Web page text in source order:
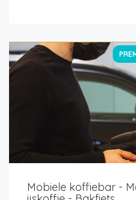
Mobiele koffiebar -